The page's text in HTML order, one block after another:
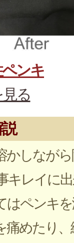
ンキ
る
かしなが
キレイに
はペンキ
痛めたり、